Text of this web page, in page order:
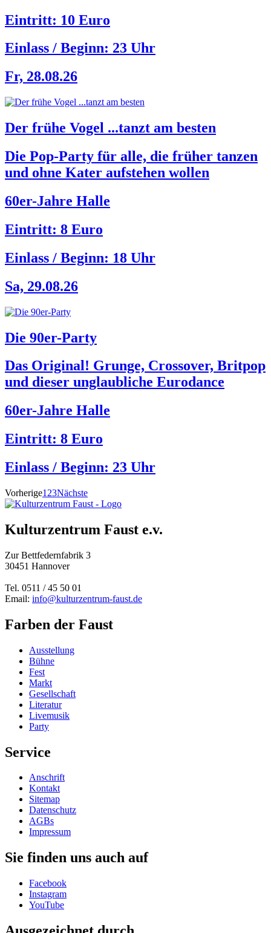
Eintritt: 10 Euro
Einlass / Beginn: 23 Uhr
Fr, 28.08.26
Der frühe Vogel ...tanzt am besten
Die Pop-Party für alle, die früher tanzen
und ohne Kater aufstehen wollen
60er-Jahre Halle
Eintritt: 8 Euro
Einlass / Beginn: 18 Uhr
Sa, 29.08.26
Die 90er-Party
Das Original! Grunge, Crossover, Britpop
und dieser unglaubliche Eurodance
60er-Jahre Halle
Eintritt: 8 Euro
Einlass / Beginn: 23 Uhr
Vorherige1 23Nächste
Kulturzentrum Faust e.v.
Zur Bettfedernfabrik 3
30451 Hannover
Tel. 0511 / 45 50 01
Email: info@kulturzentrum-faust.de
Farben der Faust
Ausstellung
Bühne
Fest
Markt
Gesellschaft
Literatur
Livemusik
Party
Service
Anschrift
Kontakt
Sitemap
Datenschutz
AGBs
Impressum
Sie finden uns auch auf
Facebook
Instagram
YouTube